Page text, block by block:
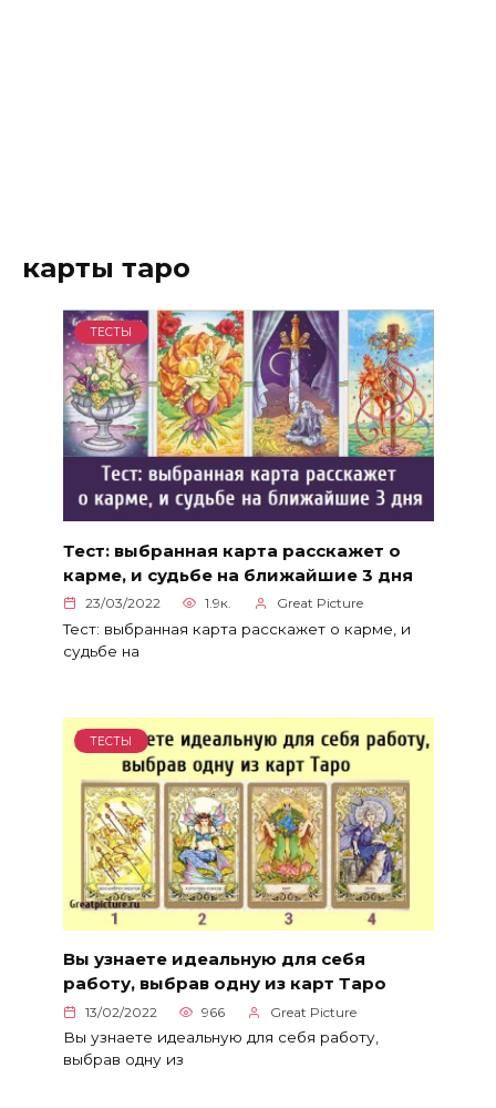
карты таро
ТЕСТЫ
Тест: выбранная карта расскажет о
карме, и судьбе на ближайшие 3 дня
23/03/2022 1.9к. Great Picture
Тест: выбранная карта расскажет о карме, и
судьбе на
ТЕСТЫ
Вы узнаете идеальную для себя
работу, выбрав одну из карт Таро
13/02/2022 966 Great Picture
Вы узнаете идеальную для себя работу,
выбрав одну из